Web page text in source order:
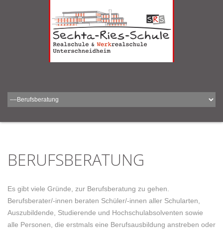
BERUFSBERATUNG
Es gibt viele Gründe, zur Berufsberatung zu gehen.
Berufsberater/-innen beraten Schüler/-innen aller Schularten,
Auszubildende, Studierende und Hochschulabsolventen sowie
alle Personen, die erstmals eine Berufsausbildung anstreben oder